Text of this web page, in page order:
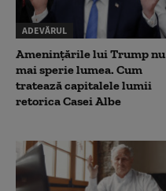
ADEVĂRUL
Amenințările lui Trump nu
mai sperie lumea. Cum
tratează capitalele lumii
retorica Casei Albe